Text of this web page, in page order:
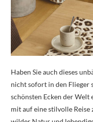
Haben Sie auch dieses
nicht sofort in den Flieger
schönsten Ecken der Welt
mit auf eine stilvolle Reise